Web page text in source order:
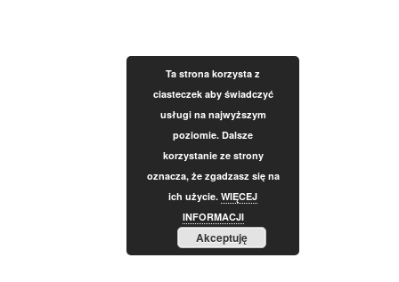
Ta strona korzysta z
ciasteczek aby świadczyć
usługi na najwyższym
poziomie. Dalsze
korzystanie ze strony
oznacza, że zgadzasz się na
ich użycie. WIĘCEJ
INFORMACJI
Akceptuję